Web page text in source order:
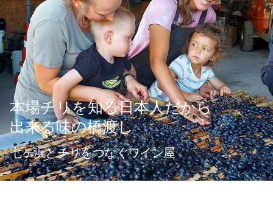
本場チリを知る日本人だから
出来る味の橋渡し
七ヶ浜とチリをつなぐワイン屋